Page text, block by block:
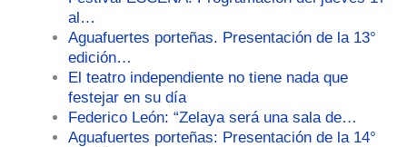
al…
Aguafuertes porteñas. Presentación de la 13°
edición…
El teatro independiente no tiene nada que
festejar en su día
Federico León: “Zelaya será una sala de…
Aguafuertes porteñas: Presentación de la 14°